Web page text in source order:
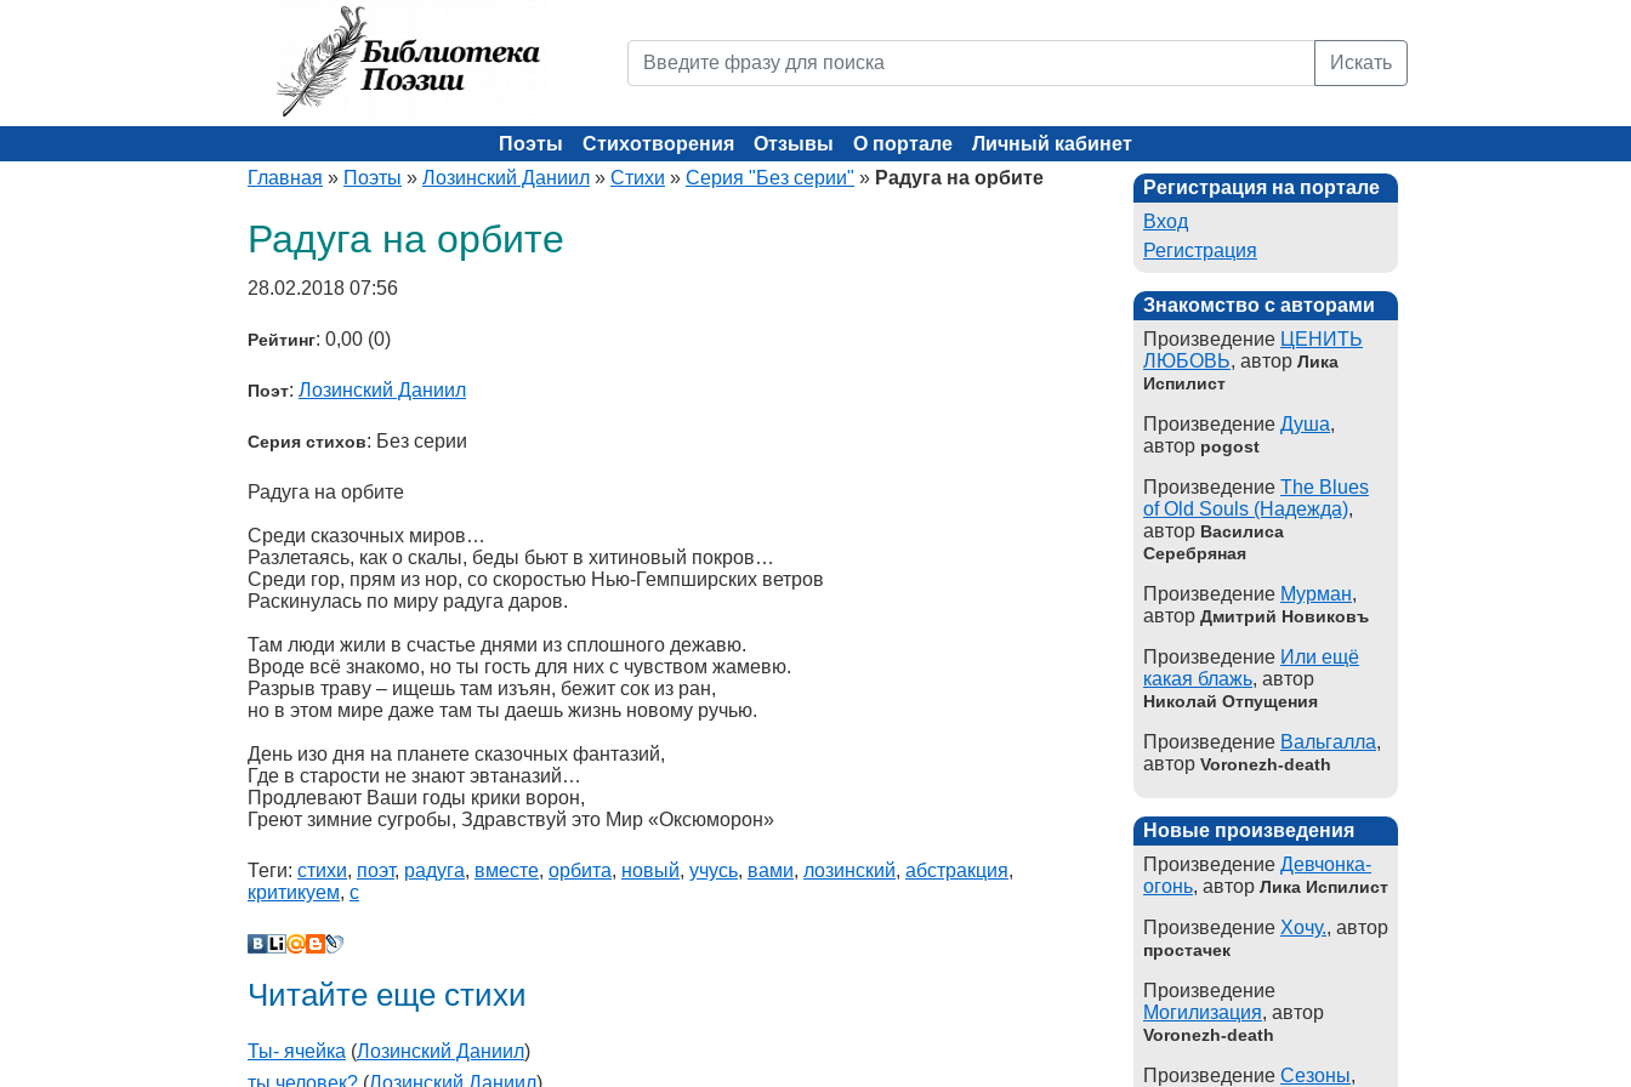
Искать
Поэты Стихотворения Отзывы О портале
Личный кабинет
Главная » Поэты » Лозинский Даниил » Стихи » Серия "Без серии" » Радуга на орбите
Радуга на орбите
28.02.2018 07:56
Рейтинг: 0,00 (0)
Поэт: Лозинский Даниил
Серия стихов: Без серии
Радуга на орбите
Среди сказочных миров…
Разлетаясь, как о скалы, беды бьют в хитиновый покров…
Среди гор, прям из нор, со скоростью Нью-Гемпширских ветров
Раскинулась по миру радуга даров.
Там люди жили в счастье днями из сплошного дежавю.
Вроде всё знакомо, но ты гость для них с чувством жамевю.
Разрыв траву – ищешь там изъян, бежит сок из ран,
но в этом мире даже там ты даешь жизнь новому ручью.
День изо дня на планете сказочных фантазий,
Где в старости не знают эвтаназий…
Продлевают Ваши годы крики ворон,
Греют зимние сугробы, Здравствуй это Мир «Оксюморон»
Теги: стихи, поэт, радуга, вместе, орбита, новый, учусь, вами, лозинский, абстракция,
критикуем, с
Читайте еще стихи
Ты- ячейка (Лозинский Даниил)
Регистрация на портале
Вход
Регистрация
Знакомство с авторами
Произведение ЦЕНИТЬ
ЛЮБОВЬ, автор Лика
Испилист
Произведение Душа,
автор pogost
Произведение The Blues
of Old Souls (Надежда),
автор Василиса
Серебряная
Произведение Мурман,
автор Дмитрий Новиковъ
Произведение Или ещё
какая блажь, автор
Николай Отпущения
Произведение Вальгалла,
автор Voronezh-death
Новые произведения
Произведение Девчонка-
огонь, автор Лика Испилист
Произведение Хочу., автор
простачек
Произведение
Могилизация, автор
Voronezh-death
Произведение Сезоны,